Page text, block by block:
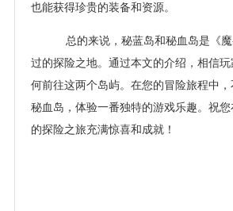
也能获得珍贵的装备和资源。
总的来说，秘蓝岛和秘血岛是《
过的探险之地。通过本文的介绍，相信
何前往这两个岛屿。在您的冒险旅程中
秘血岛，体验一番独特的游戏乐趣。祝
的探险之旅充满惊喜和成就！